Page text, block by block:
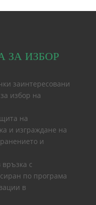
ЗА ИЗБОР
заинтересовани
избор на
на
и изграждане на
и
с
по програма
в